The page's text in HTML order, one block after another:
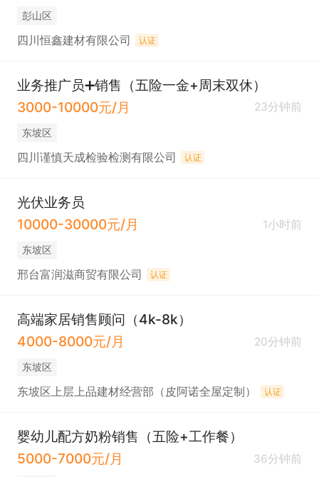
彭山区
四川恒鑫建材有限公司 认证
业务推广员➕销售（五险一金+周末双休）
3000-10000元/月
23分钟前
东坡区
四川谨慎天成检验检测有限公司 认证
光伏业务员
10000-30000元/月
1小时前
东坡区
邢台富润滋商贸有限公司 认证
高端家居销售顾问（4k-8k）
4000-8000元/月
20分钟前
东坡区
东坡区上层上品建材经营部（皮阿诺全屋定制） 认证
婴幼儿配方奶粉销售（五险+工作餐）
5000-7000元/月
36分钟前